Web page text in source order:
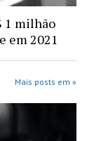
1 milhão
em 2021
Mais posts em »